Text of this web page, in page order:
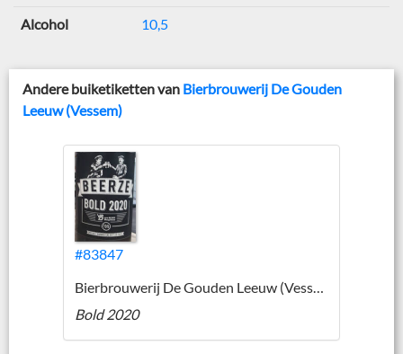
Alcohol 10,5
Andere buiketiketten van Bierbrouwerij De Gouden
Leeuw (Vessem)
#83847
Bierbrouwerij De Gouden Leeuw (Vessem)
Bold 2020